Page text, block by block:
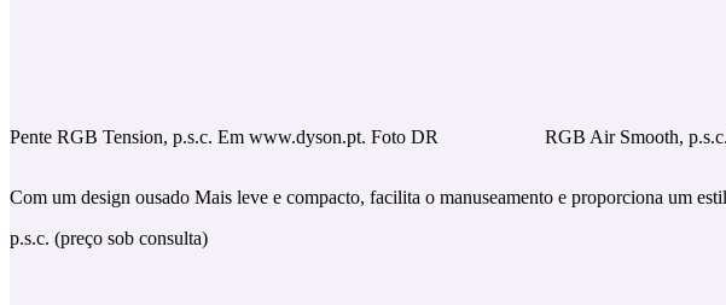
Pente RGB Tension, p.s.c. Em www.dyson.pt. Foto DR RGB Air Smooth,
Com um design ousado Mais leve e compacto, facilita o manuseamento e proporciona um
p.s.c. (preço sob consulta)